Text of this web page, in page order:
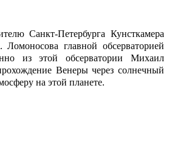
Санкт-Петербурга Кунсткамера
главной обсерваторией
из этой обсерватории Михаил
Венеры через солнечный
на этой планете.